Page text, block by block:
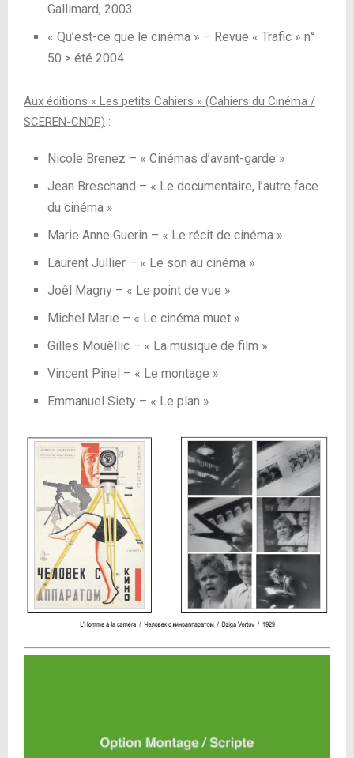
Gallimard, 2003.
« Qu’est-ce que le cinéma » – Revue « Trafic » n°
50 > été 2004.
Aux éditions « Les petits Cahiers » (Cahiers du Cinéma /
SCEREN-CNDP) :
Nicole Brenez – « Cinémas d’avant-garde »
Jean Breschand – « Le documentaire, l’autre face
du cinéma »
Marie Anne Guerin – « Le récit de cinéma »
Laurent Jullier – « Le son au cinéma »
Joêl Magny – « Le point de vue »
Michel Marie – « Le cinéma muet »
Gilles Mouêllic – « La musique de film »
Vincent Pinel – « Le montage »
Emmanuel Siety – « Le plan »